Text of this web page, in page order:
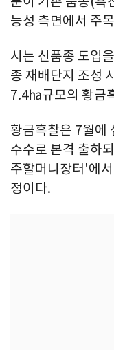
능성 측면에서 주
시는 신품종 도입
종 재배단지 조성
7.4㏊규모의 황금
황금흑찰은 7월에
수수로 본격 출하
주할머니장터'에
정이다.